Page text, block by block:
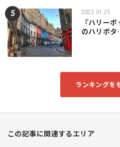
2023.01.25
『ハリー
のハリポ
ランキングを
この記事に関連するエリア